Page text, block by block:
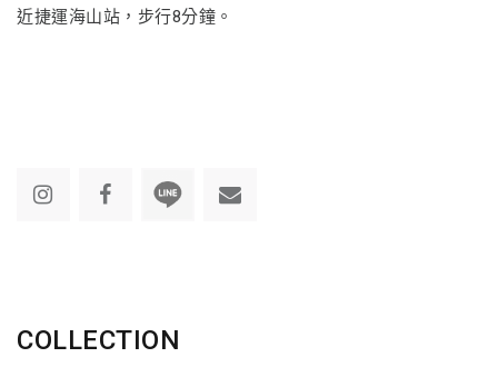
近捷運海山站，步行8分鐘。
COLLECTION